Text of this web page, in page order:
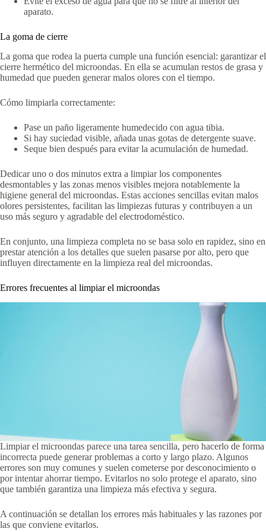
aparato.
La goma de cierre
La goma que rodea la puerta cumple una función esencial: garantizar el
cierre hermético del microondas. En ella se acumulan restos de grasa y
humedad que pueden generar malos olores con el tiempo.
Cómo limpiarla correctamente:
Pase un paño ligeramente humedecido con agua tibia.
Si hay suciedad visible, añada unas gotas de detergente suave.
Seque bien después para evitar la acumulación de humedad.
Dedicar uno o dos minutos extra a limpiar los componentes
desmontables y las zonas menos visibles mejora notablemente la
higiene general del microondas. Estas acciones sencillas evitan malos
olores persistentes, facilitan las limpiezas futuras y contribuyen a un
uso más seguro y agradable del electrodoméstico.
En conjunto, una limpieza completa no se basa solo en rapidez, sino en
prestar atención a los detalles que suelen pasarse por alto, pero que
influyen directamente en la limpieza real del microondas.
Errores frecuentes al limpiar el microondas
Limpiar el microondas parece una tarea sencilla, pero hacerlo de forma
incorrecta puede generar problemas a corto y largo plazo. Algunos
errores son muy comunes y suelen cometerse por desconocimiento o
por intentar ahorrar tiempo. Evitarlos no solo protege el aparato, sino
que también garantiza una limpieza más efectiva y segura.
A continuación se detallan los errores más habituales y las razones por
las que conviene evitarlos.